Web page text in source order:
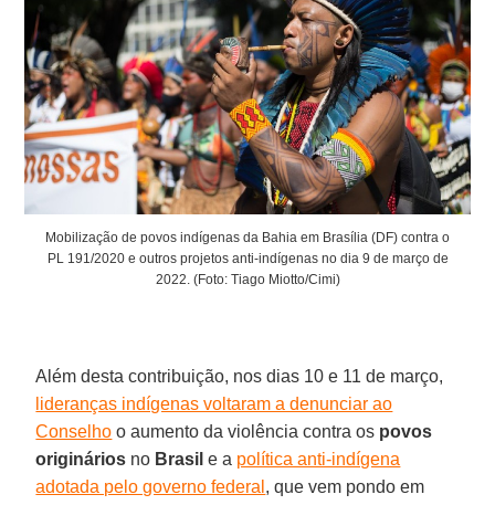
Mobilização de povos indígenas da Bahia em Brasília (DF) contra o
PL 191/2020 e outros projetos anti-indígenas no dia 9 de março de
2022. (Foto: Tiago Miotto/Cimi)
Além desta contribuição, nos dias 10 e 11 de março,
lideranças indígenas voltaram a denunciar ao
Conselho o aumento da violência contra os povos
originários no Brasil e a política anti-indígena
adotada pelo governo federal , que vem pondo em